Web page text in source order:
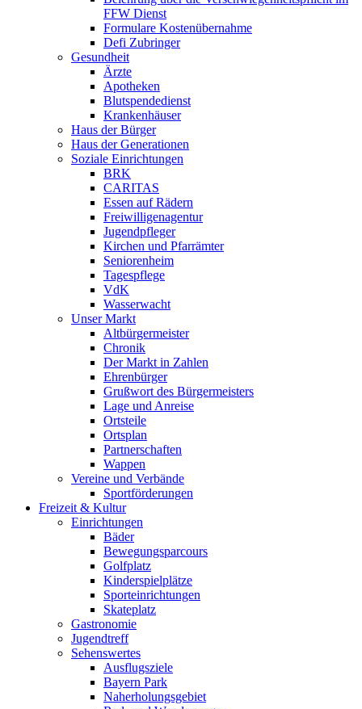
FFW Dienst
Formulare Kostenübernahme
Defi Zubringer
Gesundheit
Ärzte
Apotheken
Blutspendedienst
Krankenhäuser
Haus der Bürger
Haus der Generationen
Soziale Einrichtungen
BRK
CARITAS
Essen auf Rädern
Freiwilligenagentur
Jugendpfleger
Kirchen und Pfarrämter
Seniorenheim
Tagespflege
VdK
Wasserwacht
Unser Markt
Altbürgermeister
Chronik
Der Markt in Zahlen
Ehrenbürger
Grußwort des Bürgermeisters
Lage und Anreise
Ortsteile
Ortsplan
Partnerschaften
Wappen
Vereine und Verbände
Sportförderungen
Freizeit & Kultur
Einrichtungen
Bäder
Bewegungsparcours
Golfplatz
Kinderspielplätze
Sporteinrichtungen
Skateplatz
Gastronomie
Jugendtreff
Sehenswertes
Ausflugsziele
Bayern Park
Naherholungsgebiet